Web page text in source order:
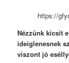
https://
Nézzünk kicsit
ideiglenesnek
viszont jó